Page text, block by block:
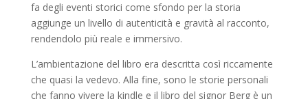
fa degli eventi storici come sfondo per la storia
aggiunge un livello di autenticità e gravità al racconto,
rendendolo più reale e immersivo.
L’ambientazione del libro era descritta così riccamente
che quasi la vedevo. Alla fine, sono le storie personali
che fanno vivere la kindle e il libro del signor Berg è un